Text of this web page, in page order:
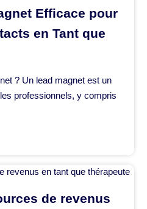
Efficace pour
en Tant que
? Un lead magnet est un
professionnels, y compris
de revenus